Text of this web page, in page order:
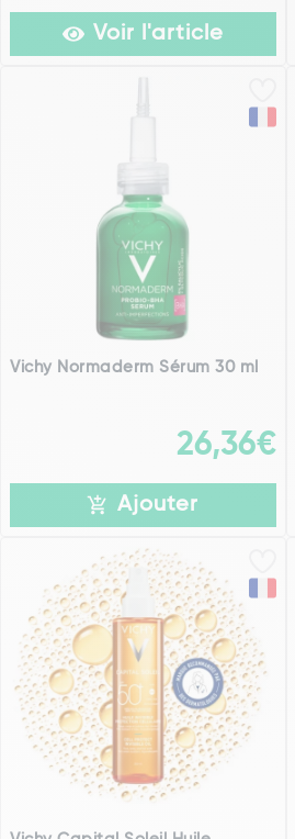
Voir l'article
Vichy Normaderm Sérum 30 ml
26,36€
Ajouter